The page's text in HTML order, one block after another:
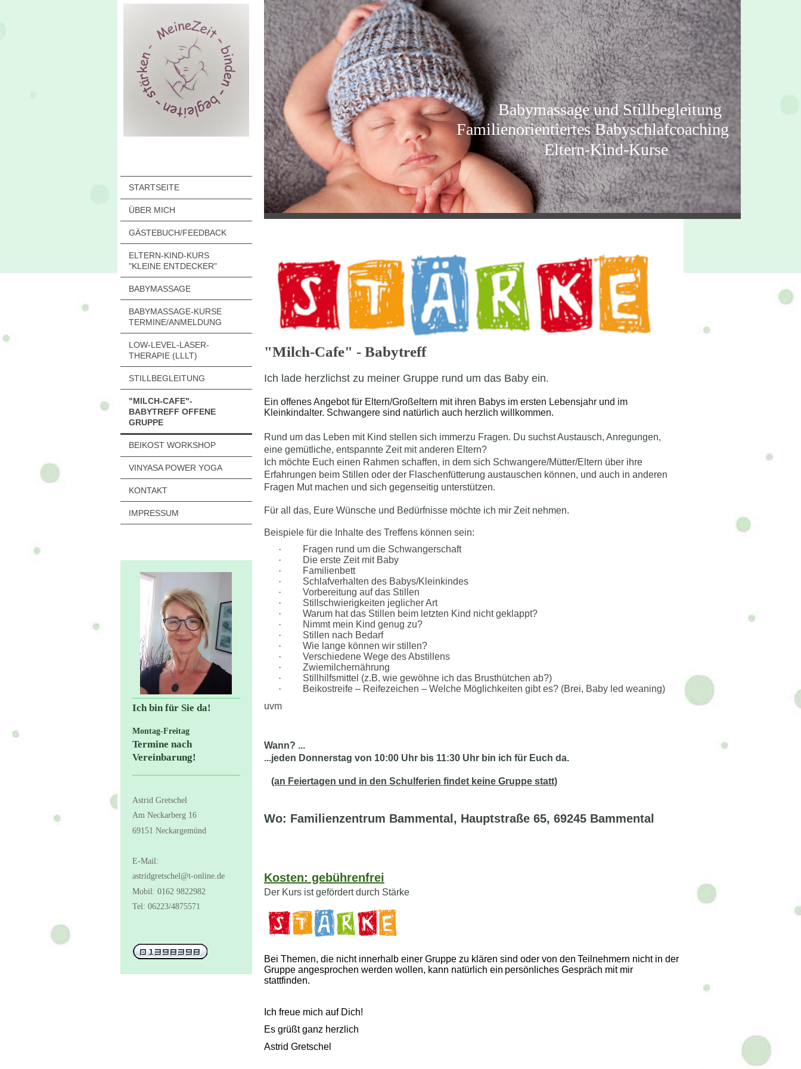
STARTSEITE
ÜBER MICH
GÄSTEBUCH/FEEDBACK
ELTERN-KIND-KURS
"KLEINE ENTDECKER"
BABYMASSAGE
BABYMASSAGE-KURSE
TERMINE/ANMELDUNG
LOW-LEVEL-LASER-
THERAPIE (LLLT)
STILLBEGLEITUNG
"MILCH-CAFE"-
BABYTREFF OFFENE
GRUPPE
BEIKOST WORKSHOP
VINYASA POWER YOGA
KONTAKT
IMPRESSUM
Ich bin für Sie da!
Montag-Freitag
Termine nach
Vereinbarung!
Astrid Gretschel
Am Neckarberg 16
69151 Neckargemünd
E-Mail:
astridgretschel@t-online.de
Mobil: 0162 9822982
Tel: 06223/4875571
Babymassage und Stillbegleitung
Familienorientiertes Babyschlafcoaching
Eltern-Kind-Kurse
"Milch-Cafe" - Babytreff
Ich lade herzlichst zu meiner Gruppe rund um das Baby ein.
Ein offenes Angebot für Eltern/Großeltern mit ihren Babys im ersten Lebensjahr und im
Kleinkindalter. Schwangere sind natürlich auch herzlich willkommen.
Rund um das Leben mit Kind stellen sich immerzu Fragen. Du suchst Austausch, Anregungen,
eine gemütliche, entspannte Zeit mit anderen Eltern?
Ich möchte Euch einen Rahmen schaffen, in dem sich Schwangere/Mütter/Eltern über ihre
Erfahrungen beim Stillen oder der Flaschenfütterung austauschen können, und auch in anderen
Fragen Mut machen und sich gegenseitig unterstützen.
Für all das, Eure Wünsche und Bedürfnisse möchte ich mir Zeit nehmen.
Beispiele für die Inhalte des Treffens können sein:
·
Fragen rund um die Schwangerschaft
·
Die erste Zeit mit Baby
·
Familienbett
·
Schlafverhalten des Babys/Kleinkindes
·
Vorbereitung auf das Stillen
·
Stillschwierigkeiten jeglicher Art
·
Warum hat das Stillen beim letzten Kind nicht geklappt?
·
Nimmt mein Kind genug zu?
·
Stillen nach Bedarf
·
Wie lange können wir stillen?
·
Verschiedene Wege des Abstillens
·
Zwiemilchernährung
·
Stillhilfsmittel (z.B. wie gewöhne ich das Brusthütchen ab?)
·
Beikostreife – Reifezeichen – Welche Möglichkeiten gibt es? (Brei, Baby led weaning)
uvm
Wann? ...
...jeden Donnerstag von 10:00 Uhr bis 11:30 Uhr bin ich für Euch da.
(an Feiertagen und in den Schulferien findet keine Gruppe statt)
Wo: Familienzentrum Bammental, Hauptstraße 65, 69245 Bammental
Kosten: gebührenfrei
Der Kurs ist gefördert durch Stärke
Bei Themen, die nicht innerhalb einer Gruppe zu klären sind oder von den Teilnehmern nicht in der
Gruppe angesprochen werden wollen, kann natürlich ein persönliches Gespräch mit mir
stattfinden.
Ich freue mich auf Dich!
Es grüßt ganz herzlich
Astrid Gretschel